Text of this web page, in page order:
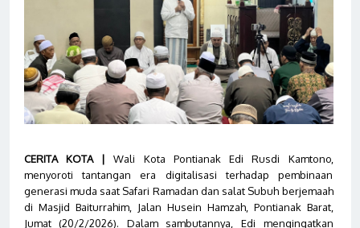
CERITA KOTA |Wali Kota Pontianak Edi Rusdi Kamtono,
menyoroti tantangan era digitalisasi terhadap pembinaan
generasi muda saat Safari Ramadan dan salat Subuh berjemaah
di Masjid Baiturrahim, Jalan Husein Hamzah, Pontianak Barat,
Jumat (20/2/2026). Dalam sambutannya, Edi mengingatkan